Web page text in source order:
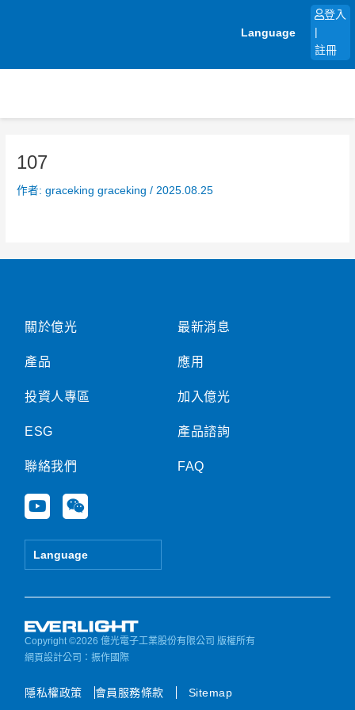
Language
登入
註冊
107
作者:graceking graceking/ 2025.08.25
關於億光
產品
投資人專區
ESG
聯絡我們
Y
o
u
e
W
e
i
Language
最新消息
應用
加入億光
產品諮詢
FAQ
Copyright ©2026 億光電子工業股份有限公司 版權所有
網頁設計公司 ：振作國際
隱私權政策 會員服務條款 Sitemap